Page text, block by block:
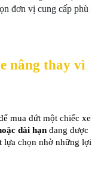
đơn vị cung cấp phù
nâng thay vì
mua đứt một chiếc xe
dài hạn đang được
lựa chọn nhờ những lợi